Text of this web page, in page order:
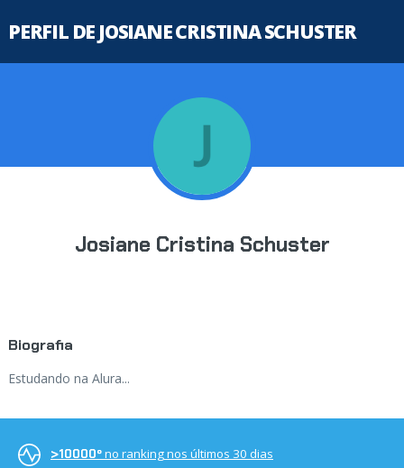
PERFIL DE JOSIANE CRISTINA SCHUSTER
Josiane Cristina Schuster
Biografia
Estudando na Alura...
>10000ºno ranking nos últimos 30 dias